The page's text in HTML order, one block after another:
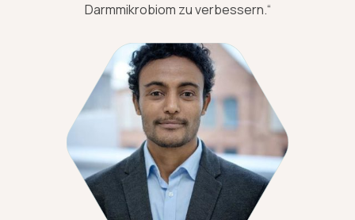
Darmmikrobiom zu verbessern.“